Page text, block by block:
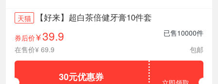
天猫 【好来】超白茶倍健牙膏10件套
券后价¥39.9
已售10000件
在售价¥ 69.9
包邮
30元优惠券